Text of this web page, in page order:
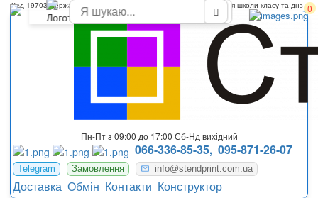
0
Пн-Пт з 09:00 до 17:00 Сб-Нд вихідний
066-336-85-35, 095-871-26-07
Telegram Замовлення info@stendprint.com.ua
Доставка Обмін Контакти Конструктор
Код-19703 Державна символіка України стенди для оформлення школи класу та днз